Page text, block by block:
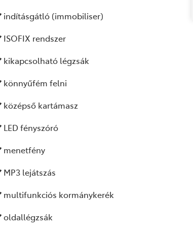
indításgátló (immobiliser)
ISOFIX rendszer
kikapcsolható légzsák
könnyűfém felni
középső kartámasz
LED fényszóró
menetfény
MP3 lejátszás
multifunkciós kormánykerék
oldallégzsák